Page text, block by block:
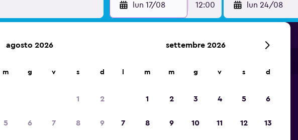
lun 17/08 12:00 lun 24/08
auto in oltre 70.000 località con momondo.
d'Europa 2023
agosto 2026
m g v s d
1 2
5 6 7 8 9
settembre 2026
m m g v s d
1 2 3 4 5 6
7 8 9 10 11 12 13